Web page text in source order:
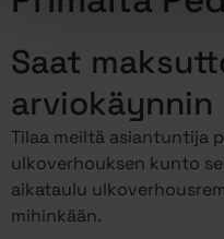
Saat
arviokäynnin
Tilaa meiltä asiantuntija
ulkoverhouksen kunto
aikataulu
mihinkään.